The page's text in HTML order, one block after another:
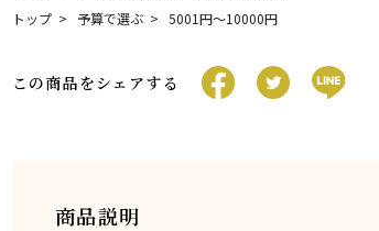
トップ
予算で選ぶ 5001円〜10000円
この商品をシェアする
商品説明